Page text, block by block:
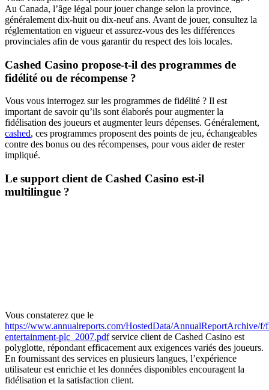
Au Canada, l’âge légal pour jouer change selon la province,
généralement dix-huit ou dix-neuf ans. Avant de jouer, consultez la
réglementation en vigueur et assurez-vous des les différences
provinciales afin de vous garantir du respect des lois locales.
Cashed Casino propose-t-il des programmes de
fidélité ou de récompense ?
Vous vous interrogez sur les programmes de fidélité ? Il est
important de savoir qu’ils sont élaborés pour augmenter la
fidélisation des joueurs et augmenter leurs dépenses. Généralement,
cashed, ces programmes proposent des points de jeu, échangeables
contre des bonus ou des récompenses, pour vous aider de rester
impliqué.
Le support client de Cashed Casino est-il
multilingue ?
Vous constaterez que le
https://www.annualreports.com/HostedData/AnnualReportArchive/f/
entertainment-plc_2007.pdfservice client de Cashed Casino est
polyglotte, répondant efficacement aux exigences variés des joueurs.
En fournissant des services en plusieurs langues, l’expérience
utilisateur est enrichie et les données disponibles encouragent la
fidélisation et la satisfaction client.